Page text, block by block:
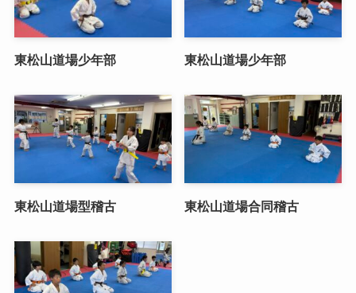
東松山道場少年部 東松山道場少年部
東松山道場型稽古 東松山道場合同稽古